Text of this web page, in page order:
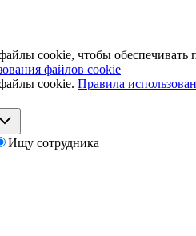
cookie, чтобы обеспечивать
файлов cookie
cookie. Правила
Ищу сотрудника